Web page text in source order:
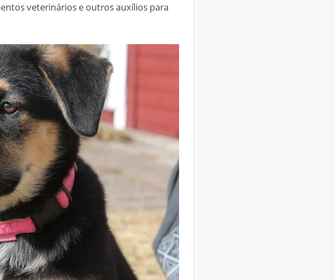
veterinários e outros auxílios para